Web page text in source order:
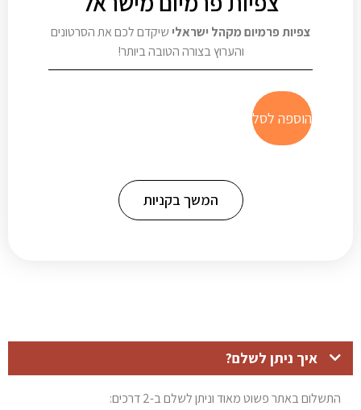
צפיות פרמיום מקהל ישראלי שיקדם לכם את הסרטונים
והערוץ בצורה הטובה ביותר!
הוספה לסל
המשך בקניות
איך ניתן לשלם?
התשלום באתר פשוט מאוד וניתן לשלם ב-2 דרכים: